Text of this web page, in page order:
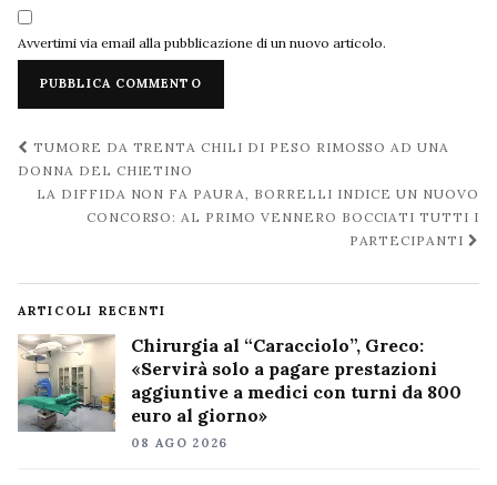
Avvertimi via email alla pubblicazione di un nuovo articolo.
Navigazione
post
TUMORE DA TRENTA CHILI DI PESO RIMOSSO AD UNA
DONNA DEL CHIETINO
LA DIFFIDA NON FA PAURA, BORRELLI INDICE UN NUOVO
CONCORSO: AL PRIMO VENNERO BOCCIATI TUTTI I
PARTECIPANTI
ARTICOLI RECENTI
Chirurgia al “Caracciolo”, Greco:
«Servirà solo a pagare prestazioni
aggiuntive a medici con turni da 800
euro al giorno»
08 AGO 2026